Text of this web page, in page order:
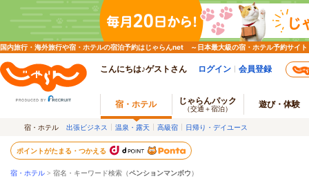
国内旅行・海外旅行や宿・ホテルの宿泊予約はじゃらんnet ～日本最大級の宿・ホテル予約サイト
こんにちは♪ゲストさん ログイン 会員登録
宿・ホテル じゃらんパック
（交通＋宿泊） 遊び・体験
宿・ホテル 出張ビジネス 温泉・露天 高級宿 日帰り・デイユース
ポイントがたまる・つかえる
宿・ホテル > 宿名・キーワード検索（ペンションマンボウ）